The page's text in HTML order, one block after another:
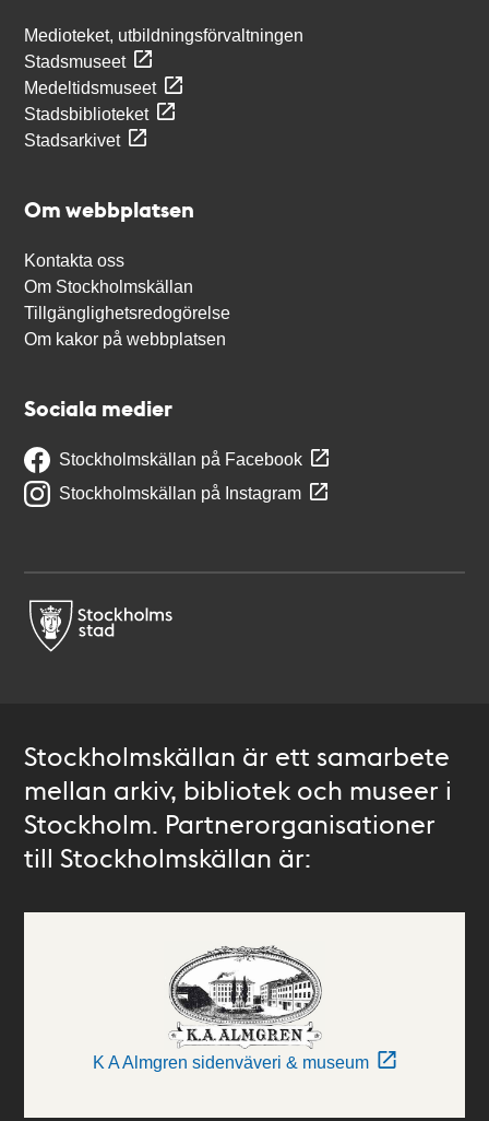
Medioteket, utbildningsförvaltningen
Stadsmuseet
Medeltidsmuseet
Stadsbiblioteket
Stadsarkivet
Om webbplatsen
Kontakta oss
Om Stockholmskällan
Tillgänglighetsredogörelse
Om kakor på webbplatsen
Sociala medier
Stockholmskällan på Facebook
Stockholmskällan på Instagram
Stockholmskällan är ett samarbete
mellan arkiv, bibliotek och museer i
Stockholm. Partnerorganisationer
till Stockholmskällan är:
K A Almgren sidenväveri & museum